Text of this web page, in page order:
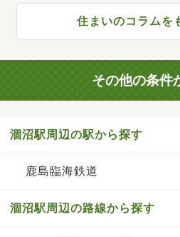
住まいのコラムを
その他の条件
涸沼駅周辺の駅から探す
鹿島臨海鉄道
涸沼駅周辺の路線から探す